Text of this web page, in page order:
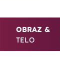
OBRAZ &
TELO